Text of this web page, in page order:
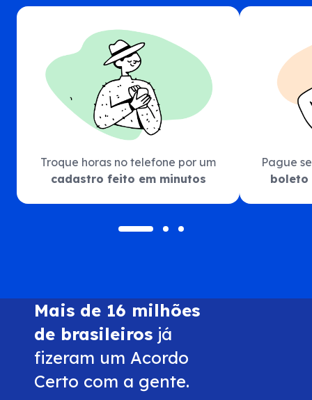
Troque horas no telefone por um
cadastro feito em minutos
Pague
boleto
Mais de 16 milhões
de brasileiros já
fizeram um Acordo
Certo com a gente.